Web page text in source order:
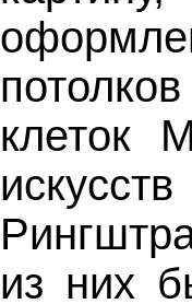
клеток
из них